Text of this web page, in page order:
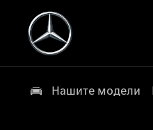
Нашите модели